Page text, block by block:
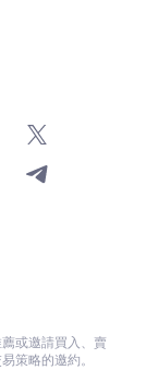
或邀請買入、賣
策略的邀約。